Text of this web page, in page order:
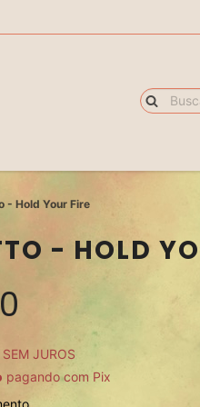
- Hold Your Fire
- HOLD
SEM JUROS
pagando com Pix